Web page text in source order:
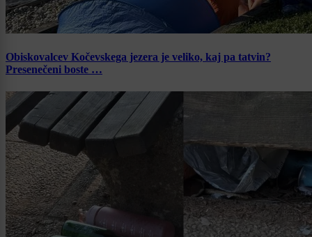
Obiskovalcev Kočevskega jezera je veliko, kaj pa tatvin?
Presenečeni boste …